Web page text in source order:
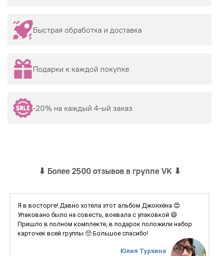
Быстрая обработка и доставка
Подарки к каждой покупке
-20% на каждый 4-ый заказ
⬇ Более 2500 отзывов в группе VK ⬇
Юлия Туркина
Я в восторге! Давно хотела этот альбом Джонхёна 😍
Упаковано было на совесть, воевала с упаковкой 😄
Пришло в полном комплекте, в подарок положили набор
карточек всей группы 🥺 Большое спасибо!